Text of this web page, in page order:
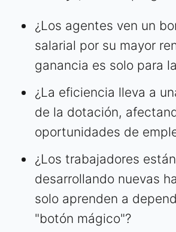
¿Los agentes ven un
salarial por su mayor
ganancia es solo para
¿La eficiencia lleva a
de la dotación,
oportunidades de
¿Los trabajadores están
desarrollando nuevas
solo aprenden a
"botón mágico"?